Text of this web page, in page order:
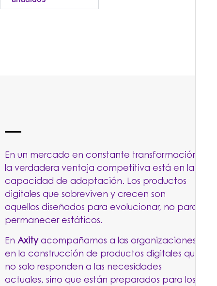
En un mercado en constante transformación,
la verdadera ventaja competitiva está en la
capacidad de adaptación. Los productos
digitales que sobreviven y crecen son
aquellos diseñados para evolucionar, no para
permanecer estáticos.
En Axityacompañamos a las organizaciones
en la construcción de productos digitales que
no solo responden a las necesidades
actuales, sino que están preparados para los